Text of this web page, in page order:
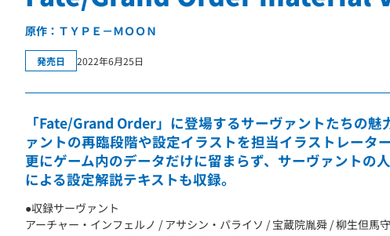
原作：ＴＹＰＥ－ＭＯＯＮ
発売日 2022年6月25日
「Fate/Grand Order」に登場するサーヴァントたちの
ァントの再臨段階や設定イラストを担当イラストレータ
更にゲーム内のデータだけに留まらず、サーヴァントの
による設定解説テキストも収録。
●収録サーヴァント
アーチャー・インフェルノ / アサシン・パライソ / 宝蔵院胤舜 / 柳生但馬